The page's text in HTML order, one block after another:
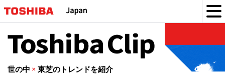
Toshiba
Clip
世の中 × 東芝のトレンドを紹介